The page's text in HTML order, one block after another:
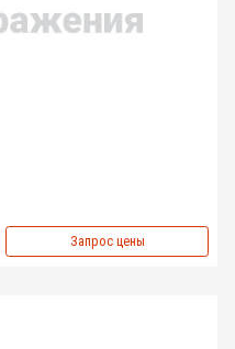
Запрос цены